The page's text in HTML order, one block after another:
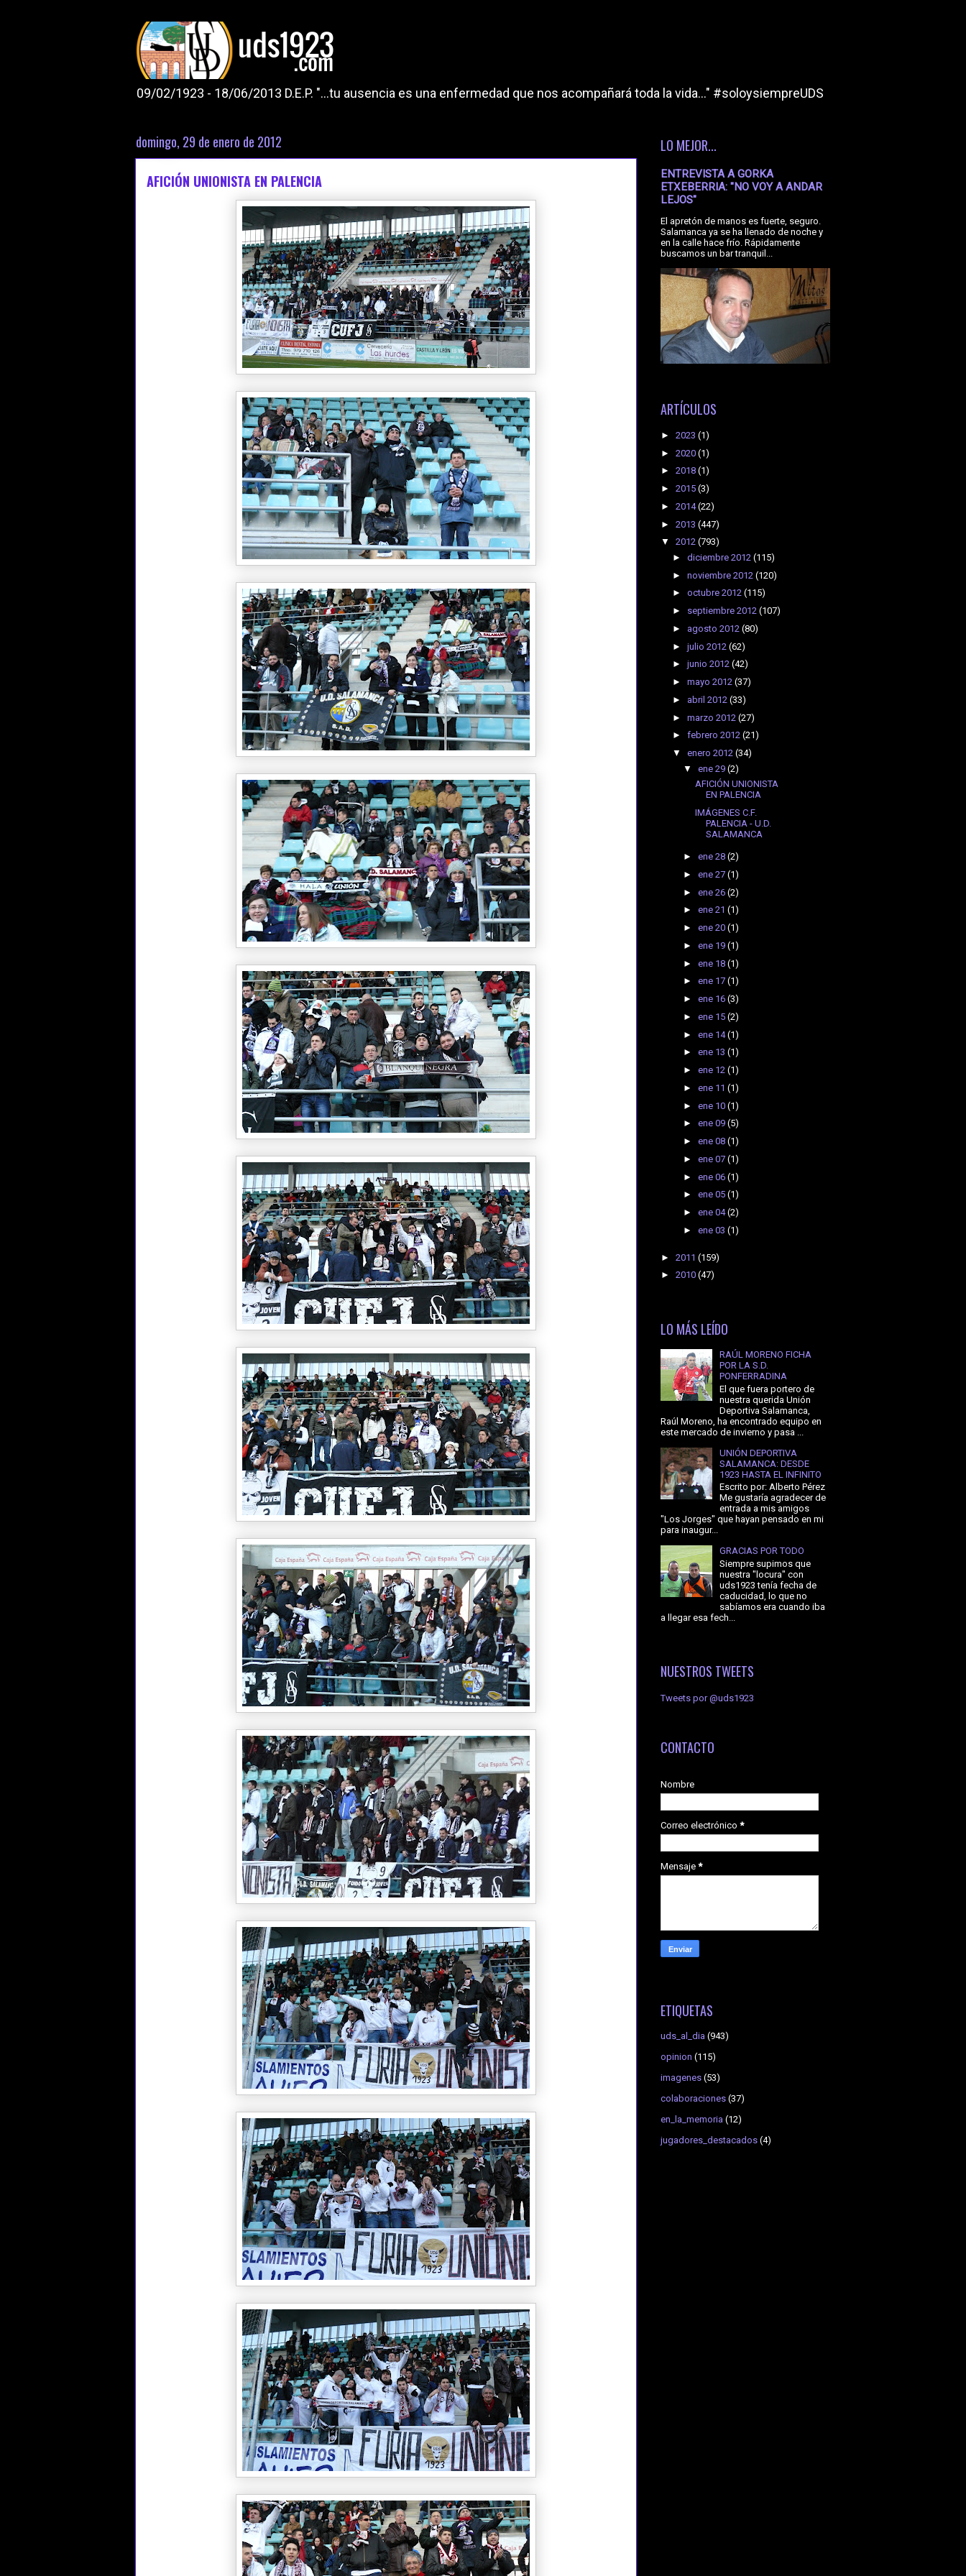
09/02/1923 - 18/06/2013 D.E.P. "...tu ausencia es una enfermedad que nos acompañará toda la vida..." #soloysiempreUDS
domingo, 29 de enero de 2012
AFICIÓN UNIONISTA EN PALENCIA
LO MEJOR...
ENTREVISTA A GORKA
ETXEBERRIA: "NO VOY A ANDAR
LEJOS"
El apretón de manos es fuerte, seguro.
Salamanca ya se ha llenado de noche y
en la calle hace frío. Rápidamente
buscamos un bar tranquil...
ARTÍCULOS
► 2023 (1)
► 2020 (1)
► 2018 (1)
► 2015 (3)
► 2014(22)
► 2013 (447)
▼ 2012 (793)
► diciembre 2012 (115)
► noviembre 2012 (120)
► octubre 2012 (115)
► septiembre 2012 (107)
► agosto 2012 (80)
► julio 2012 (62)
► junio 2012 (42)
► mayo 2012 (37)
► abril 2012 (33)
► marzo 2012 (27)
► febrero 2012 (21)
▼ enero 2012 (34)
▼ene 29(2)
AFICIÓN UNIONISTA
EN PALENCIA
IMÁGENES C.F.
PALENCIA - U.D.
SALAMANCA
►ene 28(2)
►ene 27(1)
►ene 26(2)
►ene 21(1)
►ene 20(1)
►ene 19(1)
►ene 18(1)
►ene 17(1)
►ene 16(3)
►ene 15(2)
►ene 14(1)
►ene 13(1)
►ene 12(1)
►ene 11(1)
►ene 10(1)
►ene 09(5)
►ene 08(1)
►ene 07(1)
►ene 06(1)
►ene 05(1)
►ene 04(2)
►ene 03(1)
► 2011 (159)
► 2010 (47)
LO MÁS LEÍDO
RAÚL MORENO FICHA
POR LA S.D.
PONFERRADINA
El que fuera portero de
nuestra querida Unión
Deportiva Salamanca,
Raúl Moreno, ha encontrado equipo en
este mercado de invierno y pasa ...
UNIÓN DEPORTIVA
SALAMANCA: DESDE
1923 HASTA EL INFINITO
Escrito por: Alberto Pérez
Me gustaría agradecer de
entrada a mis amigos
"Los Jorges" que hayan pensado en mi
para inaugur...
GRACIAS POR TODO
Siempre supimos que
nuestra "locura" con
uds1923 tenía fecha de
caducidad, lo que no
sabíamos era cuando iba
a llegar esa fech...
NUESTROS TWEETS
Tweets por @uds1923
CONTACTO
Nombre
Correo electrónico *
Mensaje *
ETIQUETAS
uds_al_dia (943)
opinion (115)
imagenes (53)
colaboraciones (37)
en_la_memoria (12)
jugadores_destacados (4)